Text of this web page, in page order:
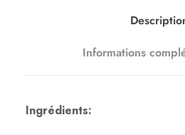
P
Informations
Ingrédients: